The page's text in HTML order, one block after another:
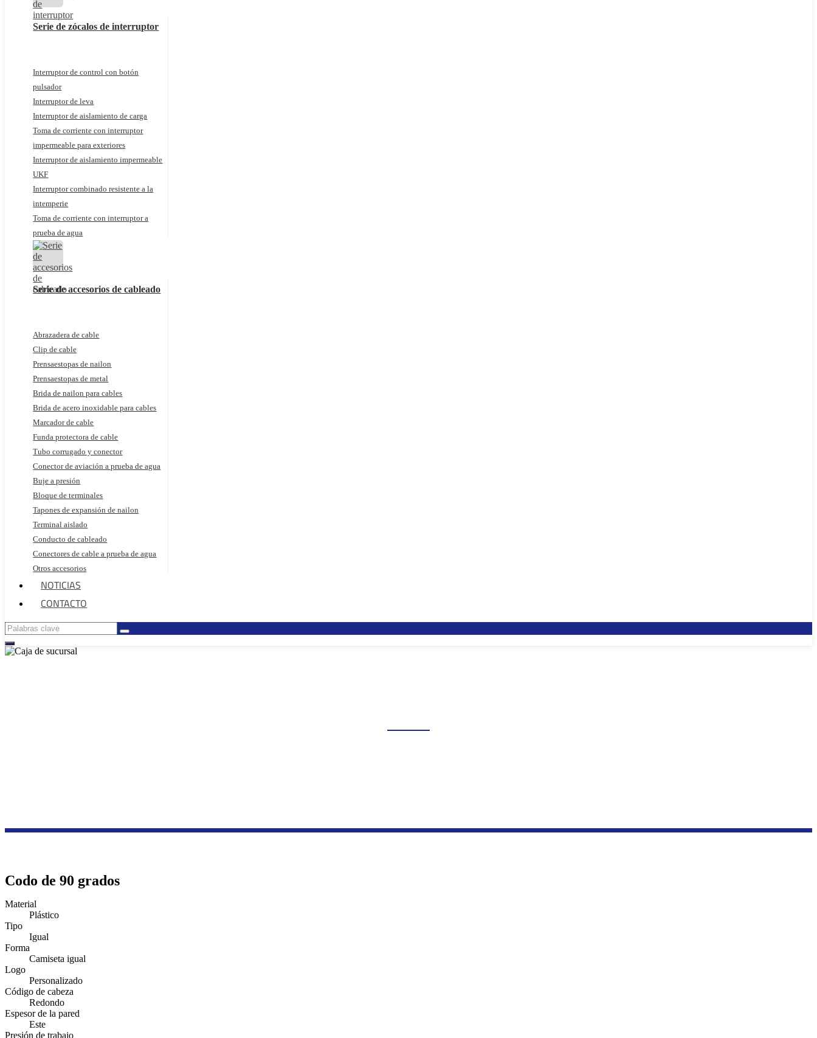
Serie de zócalos de interruptor
Interruptor de control con botón
pulsador
Interruptor de leva
Interruptor de aislamiento de carga
Toma de corriente con interruptor
impermeable para exteriores
Interruptor de aislamiento impermeable
UKF
Interruptor combinado resistente a la
intemperie
Toma de corriente con interruptor a
prueba de agua
Serie de accesorios de cableado
Abrazadera de cable
Clip de cable
Prensaestopas de nailon
Prensaestopas de metal
Brida de nailon para cables
Brida de acero inoxidable para cables
Marcador de cable
Funda protectora de cable
Tubo corrugado y conector
Conector de aviación a prueba de agua
Buje a presión
Bloque de terminales
Tapones de expansión de nailon
Terminal aislado
Conducto de cableado
Conectores de cable a prueba de agua
Otros accesorios
NOTICIAS
CONTACTO
Codo de 90 grados
Material
Plástico
Tipo
Igual
Forma
Camiseta igual
Logo
Personalizado
Código de cabeza
Redondo
Espesor de la pared
Este
Presión de trabajo